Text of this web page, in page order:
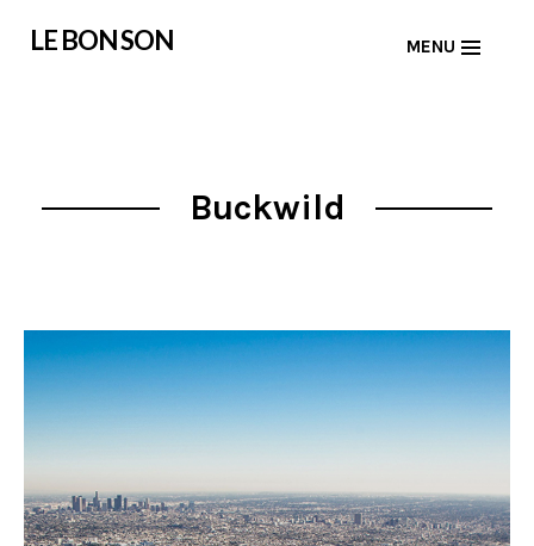
LE BON SON MENU
Buckwild